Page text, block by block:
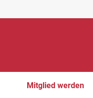
Mitglied werden